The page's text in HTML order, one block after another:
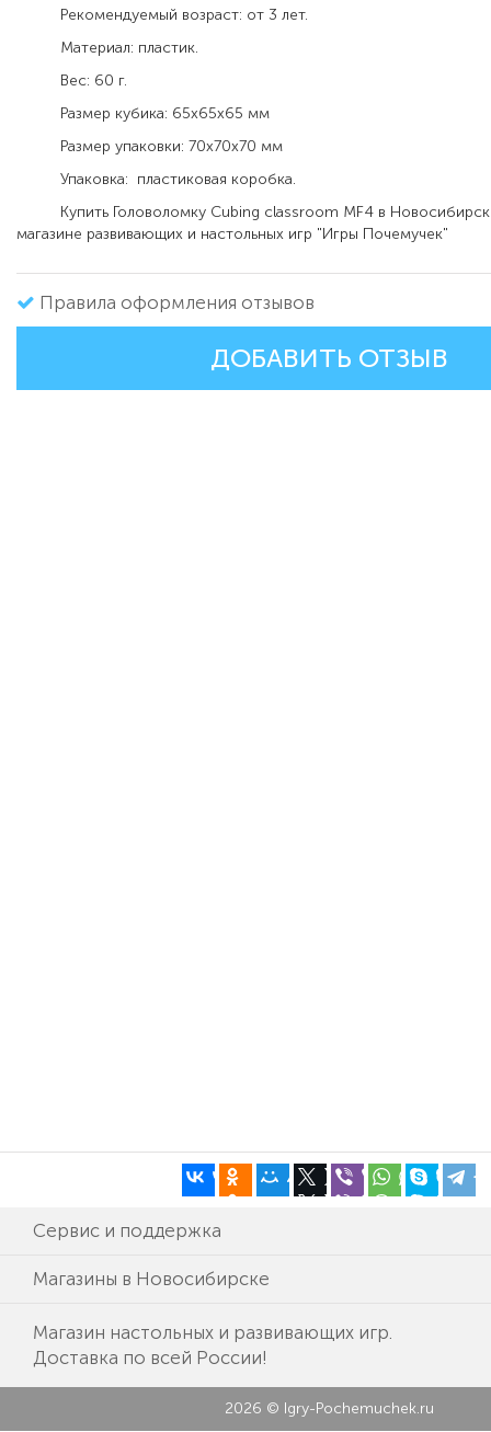
Рекомендуемый возраст: от 3 лет.
Материал: пластик.
Вес: 60 г.
Размер кубика: 65х65х65 мм
Размер упаковки: 70х70х70 мм
Упаковка: пластиковая коробка.
Купить Головоломку Cubing classroom MF4 в
магазине развивающих и настольных игр "Игры Почемучек"
Правила оформления отзывов
ДОБАВИТЬ ОТЗЫВ
Сервис и поддержка
Магазины в Новосибирске
Магазин настольных и развивающих игр.
Доставка по всей России!
2026 © Igry-Pochemuchek.ru